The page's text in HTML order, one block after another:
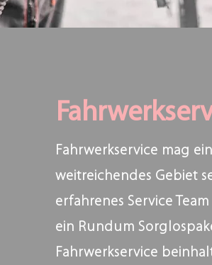
Fahrwerkservice mag ein
weitreichendes Gebiet
erfahrenes Service
ein Rundum
Fahrwerkservice